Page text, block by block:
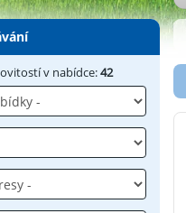
v nabídce:42